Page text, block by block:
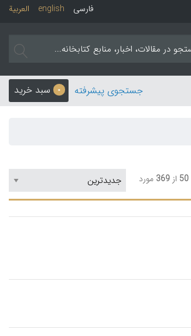
العربیة english فارسی
0 سبد خرید جستجوی پیشرفته
50 از 369 مورد